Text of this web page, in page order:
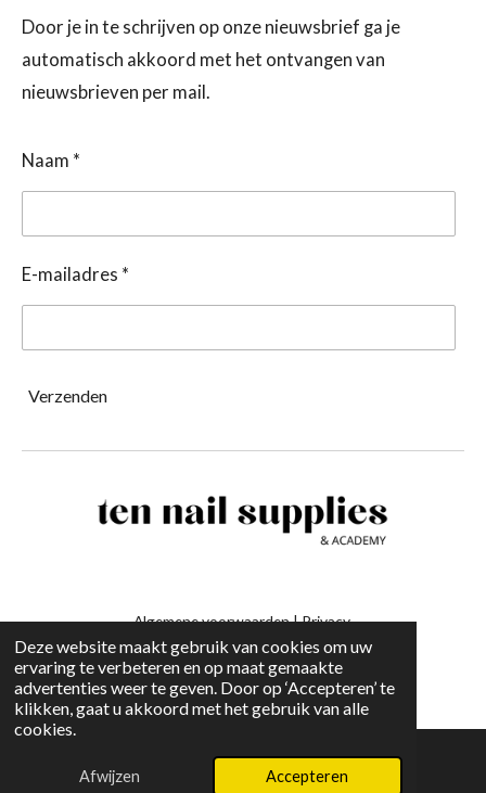
Deze website maakt gebruik van cookies om uw
ervaring te verbeteren en op maat gemaakte
advertenties weer te geven. Door op ‘Accepteren’ te
klikken, gaat u akkoord met het gebruik van alle
cookies.
Afwijzen Accepteren
Door je in te schrijven op onze nieuwsbrief ga je
automatisch akkoord met het ontvangen van
nieuwsbrieven per mail.
Naam *
E-mailadres *
Verzenden
Algemene voorwaarden|Privacy
-
E-mailadres Instagram